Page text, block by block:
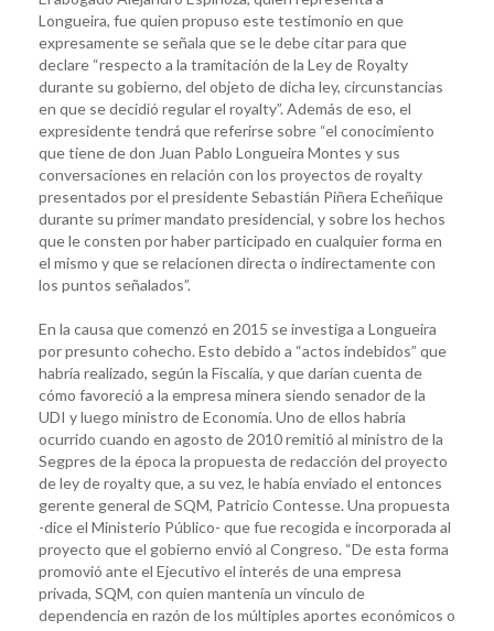
Longueira, fue quien propuso este testimonio en que
expresamente se señala que se le debe citar para que
declare “respecto a la tramitación de la Ley de Royalty
durante su gobierno, del objeto de dicha ley, circunstancias
en que se decidió regular el royalty”. Además de eso, el
expresidente tendrá que referirse sobre “el conocimiento
que tiene de don Juan Pablo Longueira Montes y sus
conversaciones en relación con los proyectos de royalty
presentados por el presidente Sebastián Piñera Echeñique
durante su primer mandato presidencial, y sobre los hechos
que le consten por haber participado en cualquier forma en
el mismo y que se relacionen directa o indirectamente con
los puntos señalados”.
En la causa que comenzó en 2015 se investiga a Longueira
por presunto cohecho. Esto debido a “actos indebidos” que
habría realizado, según la Fiscalía, y que darían cuenta de
cómo favoreció a la empresa minera siendo senador de la
UDI y luego ministro de Economía. Uno de ellos habría
ocurrido cuando en agosto de 2010 remitió al ministro de la
Segpres de la época la propuesta de redacción del proyecto
de ley de royalty que, a su vez, le había enviado el entonces
gerente general de SQM, Patricio Contesse. Una propuesta
-dice el Ministerio Público- que fue recogida e incorporada al
proyecto que el gobierno envió al Congreso. “De esta forma
promovió ante el Ejecutivo el interés de una empresa
privada, SQM, con quien mantenía un vínculo de
dependencia en razón de los múltiples aportes económicos o